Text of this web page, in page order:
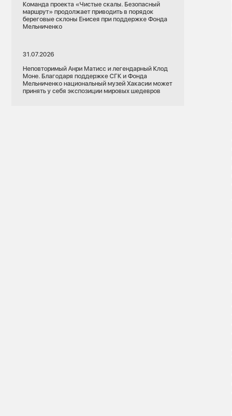
Команда проекта «Чистые скалы. Безопасный
маршрут» продолжает приводить в порядок
береговые склоны Енисея при поддержке Фонда
Мельниченко
31.07.2026
Неповторимый Анри Матисс и легендарный Клод
Моне. Благодаря поддержке СГК и Фонда
Мельниченко национальный музей Хакасии может
принять у себя экспозиции мировых шедевров